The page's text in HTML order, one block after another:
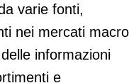
varie fonti,
nei mercati
informazioni
e